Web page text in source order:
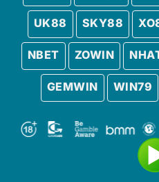
ấn tượng. Chính vì
không chỉ thú vị mà còn
được cục diện giải
hàng đầu.
2. Top Ghi
Tại mocotoken.io cung
bàn được cập nhật real-
Fan hâm mộ một khi
cầu thủ dẫn đầu về số
UK88 SKY88
NBET ZOWIN
GEMWIN WIN79